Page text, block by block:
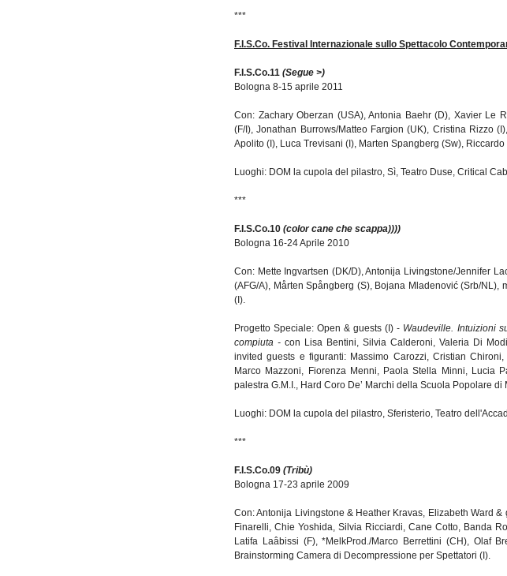
***
F.I.S.Co. Festival Internazionale sullo Spettacolo
F.I.S.Co.11 (Segue >)
Bologna 8-15 aprile 2011
Con: Zachary Oberzan (USA), Antonia Baehr (D), Xavier Le
(F/I), Jonathan Burrows/Matteo Fargion (UK), Cristina Rizzo
Apolito (I), Luca Trevisani (I), Marten Spangberg (Sw), Riccardo
Luoghi: DOM la cupola del pilastro, Sì, Teatro Duse, Critical Cab
***
F.I.S.Co.10 (color cane che scappa))))
Bologna 16-24 Aprile 2010
Con: Mette Ingvartsen (DK/D), Antonija Livingstone/Jennifer
(AFG/A), Mårten Spångberg (S), Bojana Mladenović (Srb/NL),
(I).
Progetto Speciale: Open & guests (I) - Waudeville. Intuizioni
compiuta - con Lisa Bentini, Silvia Calderoni, Valeria Di
invited guests e figuranti: Massimo Carozzi, Cristian
Marco Mazzoni, Fiorenza Menni, Paola Stella Minni, Lucia
palestra G.M.I., Hard Coro De’ Marchi della Scuola Popolare di
Luoghi: DOM la cupola del pilastro, Sferisterio, Teatro
***
F.I.S.Co.09 (Tribù)
Bologna 17-23 aprile 2009
Con: Antonija Livingstone & Heather Kravas, Elizabeth Ward
Finarelli, Chie Yoshida, Silvia Ricciardi, Cane Cotto, Banda
Latifa Laâbissi (F), *MelkProd./Marco Berrettini (CH), Olaf
Brainstorming Camera di Decompressione per Spettatori (I).